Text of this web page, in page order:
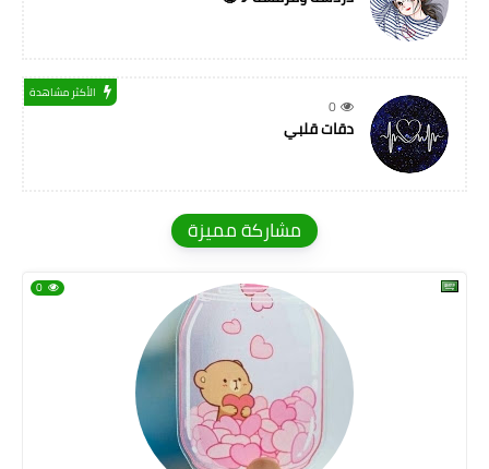
0
الأكثر مشاهدة
دقات قلبي
مشاركة مميزة
0